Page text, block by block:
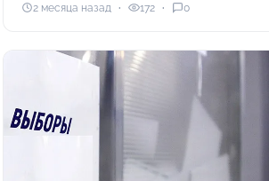
2 месяца назад 172 0